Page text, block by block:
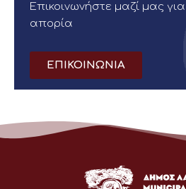
Επικοινωνήστε μαζί μας
απορία
ΕΠΙΚΟΙΝΩΝΙΑ